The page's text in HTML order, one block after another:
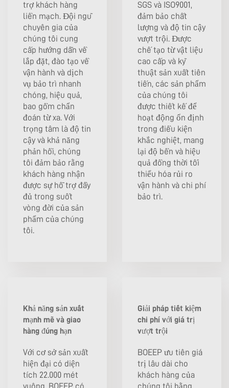
trợ khách hàng
liền mạch. Đội ngũ
chuyên gia của
chúng tôi cung
cấp hướng dẫn về
lắp đặt, đào tạo về
vận hành và dịch
vụ bảo trì nhanh
chóng, hiệu quả,
bao gồm chẩn
đoán từ xa. Với
trọng tâm là độ tin
cậy và khả năng
phản hồi, chúng
tôi đảm bảo rằng
khách hàng nhận
được sự hỗ trợ đầy
đủ trong suốt
vòng đời của sản
phẩm của chúng
tôi.
SGS và ISO9001,
đảm bảo chất
lượng và độ tin cậy
vượt trội. Được
chế tạo từ vật liệu
cao cấp và kỹ
thuật sản xuất tiên
tiến, các sản phẩm
của chúng tôi
được thiết kế để
hoạt động ổn định
trong điều kiện
khắc nghiệt, mang
lại độ bền và hiệu
quả đồng thời tối
thiểu hóa rủi ro
vận hành và chi phí
bảo trì.
Khả năng sản xuất
mạnh mẽ và giao
hàng đúng hạn
Với cơ sở sản xuất
hiện đại có diện
tích 22.000 mét
Giải pháp tiết kiệm
chi phí với giá trị
vượt trội
BOEEP ưu tiên giá
trị lâu dài cho
khách hàng của